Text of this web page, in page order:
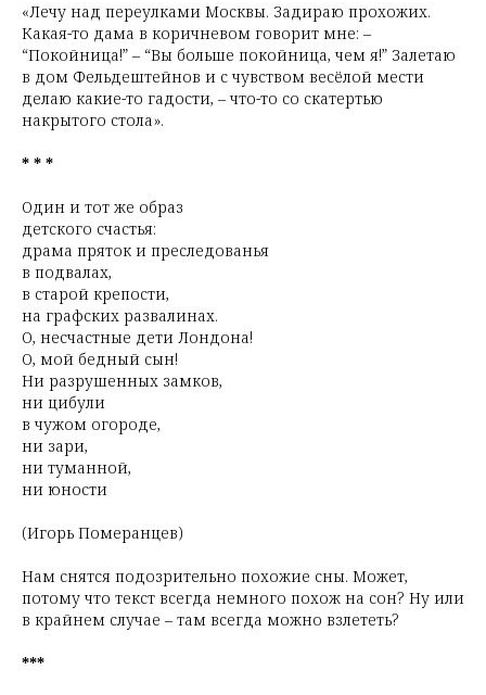
«Лечу над переулками Москвы. Задираю прохожих.
Какая-то дама в коричневом говорит мне: –
“Покойница!” – “Вы больше покойница, чем я!” Залетаю
в дом Фельдештейнов и с чувством весёлой мести
делаю какие-то гадости, – что-то со скатертью
накрытого стола».
* * *
Один и тот же образ
детского счастья:
драма пряток и преследованья
в подвалах,
в старой крепости,
на графских развалинах.
О, несчастные дети Лондона!
О, мой бедный сын!
Ни разрушенных замков,
ни цибули
в чужом огороде,
ни зари,
ни туманной,
ни юности
(Игорь Померанцев)
Нам снятся подозрительно похожие сны. Может,
потому что текст всегда немного похож на сон? Ну или
в крайнем случае – там всегда можно взлететь?
***